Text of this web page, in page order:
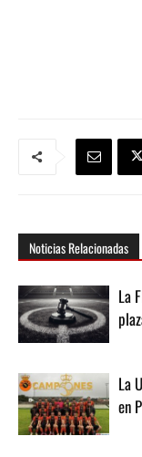
Noticias Relacionadas
La
La
en